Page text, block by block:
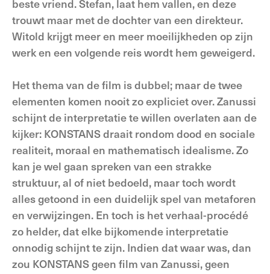
beste vriend. Stefan, laat hem vallen, en deze
trouwt maar met de dochter van een direkteur.
Witold krijgt meer en meer moeilijkheden op zijn
werk en een volgende reis wordt hem geweigerd.
Het thema van de film is dubbel; maar de twee
elementen komen nooit zo expliciet over. Zanussi
schijnt de interpretatie te willen overlaten aan de
kijker: KONSTANS draait rondom dood en sociale
realiteit, moraal en mathematisch idealisme. Zo
kan je wel gaan spreken van een strakke
struktuur, al of niet bedoeld, maar toch wordt
alles getoond in een duidelijk spel van metaforen
en verwijzingen. En toch is het verhaal-procédé
zo helder, dat elke bijkomende interpretatie
onnodig schijnt te zijn. Indien dat waar was, dan
zou KONSTANS geen film van Zanussi, geen